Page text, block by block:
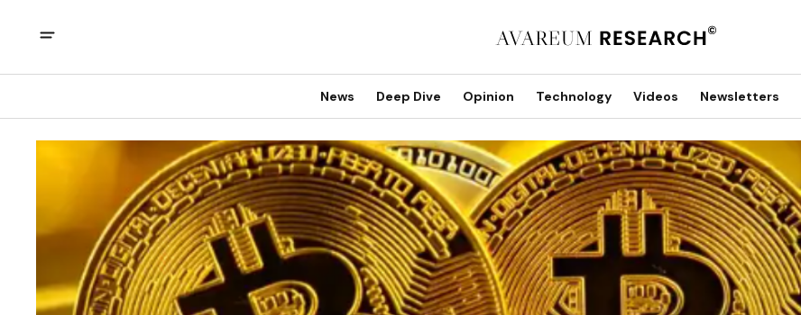
News Deep Dive Opinion Technology Videos Newsletters